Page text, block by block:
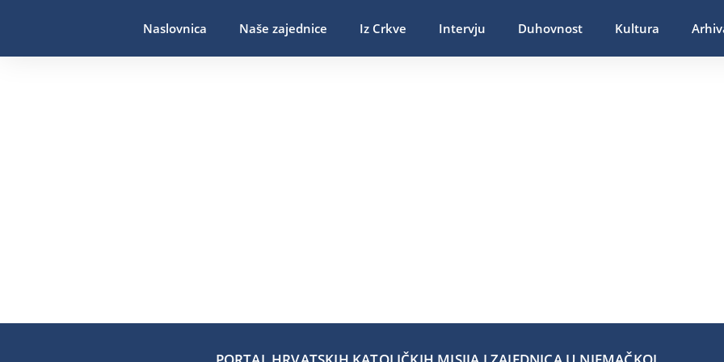
Naslovnica Naše zajednice Iz Crkve Intervju Duhovnost Kultura